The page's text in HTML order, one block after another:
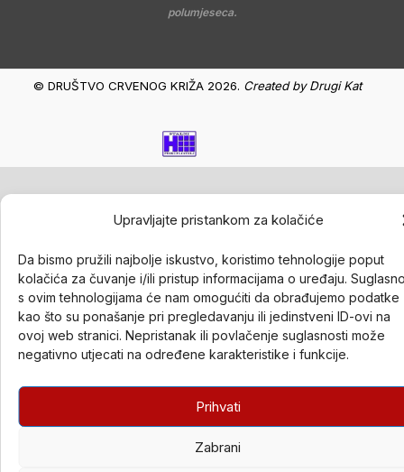
Upravljajte pristankom za kolačiće
Da bismo pružili najbolje iskustvo, koristimo tehnologije poput
kolačića za čuvanje i/ili pristup informacijama o uređaju.
s ovim tehnologijama će nam omogućiti da obrađujemo podatke
kao što su ponašanje pri pregledavanju ili jedinstveni ID-ovi na
ovoj web stranici. Nepristanak ili povlačenje suglasnosti može
negativno utjecati na određene karakteristike i funkcije.
Prihvati
Zabrani
polumjeseca.
© DRUŠTVO CRVENOG KRIŽA 2026. Created byDrugi Kat